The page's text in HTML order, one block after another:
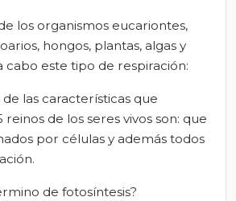
los organismos eucariontes,
hongos, plantas, algas y
cabo este tipo de respiración:
las características que
reinos de los seres vivos son: que
por células y además todos
de fotosíntesis?